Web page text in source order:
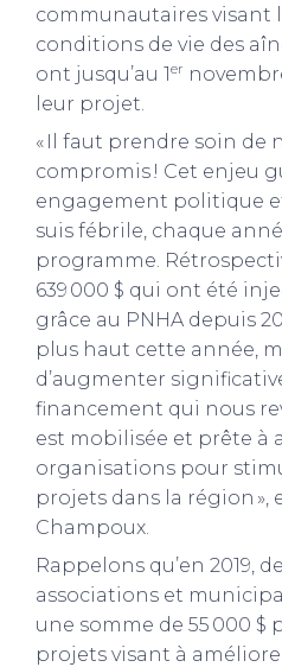
communautaires visant
conditions de vie des
ont jusqu’au 1er
leur projet.
« Il faut prendre soin de
compromis ! Cet enjeu
engagement politique
suis fébrile, chaque
programme.
639 000 $ qui ont été
grâce au PNHA depuis
plus haut cette année,
d’augmenter
financement qui nous
est mobilisée et prête à
organisations pour
projets dans la région »,
Champoux.
Rappelons qu’en 2019,
associations et
une somme de 55 000 $
projets visant à